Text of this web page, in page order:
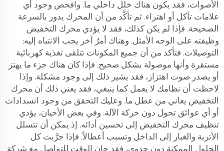
الأصوات، فقد يكون هناك خلل داخلي ما. وافحص وجود أي
علامات تآكل أو اهتراء. ثم تأكَّد من أن المحرك يدور بالسرعة
الصحيحة. فإذا لم يكن كذلك، فقد لا يؤدي محرك التخفيض
وظيفته على الوجه الأمثل. وهناك أمرٌ آخر يجب الانتباه إليه:
التوصيلات. فتأكد من أن جميع المكونات تتلقى تغذية كهربائية
مستقرة وأنها موصولة بشكل صحيح. فإذا كان هناك جزء ما يهتز
أو يصدر صوت اهتزاز، فقد يشير ذلك إلى وجود مشكلة. وإذا
لاحظت أن نظامك لا يعمل كما ينبغي، فقد يعني ذلك أن محرك
التخفيض يعاني من عطل ما. وعليك التحقق من وجود انسدادات
أو أي عوائق تحول دون حركة الآلة. وفي بعض الأحيان، يؤدي
تنظيف محرك التخفيض إلى تحسين أدائه. إذ يمكن أن تتسلل
الأتربة والغبار إلى الداخل وتسبب أعطالاً. فإذا جرَّبت كل
الحلول الممكنة دون جدوى، فقد حان الوقت للتواصل مع شركة